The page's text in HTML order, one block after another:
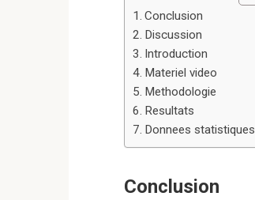
Conclusion
Discussion
Introduction
Materiel video
Methodologie
Resultats
Donnees statistiques
Conclusion